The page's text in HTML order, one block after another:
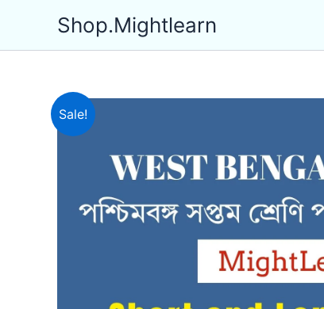
content
Shop.Mightlearn
Sale!